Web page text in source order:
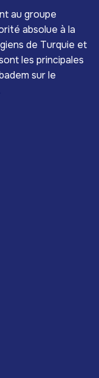
au groupe
absolue à la
de Turquie et
les principales
sur le